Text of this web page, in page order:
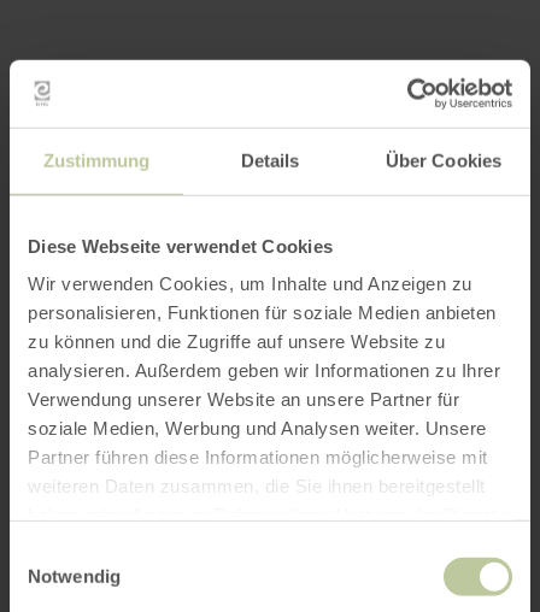
Zustimmung Details Über Cookies
Diese Webseite verwendet Cookies
Wir verwenden Cookies, um Inhalte und Anzeigen zu
personalisieren, Funktionen für soziale Medien anbieten
zu können und die Zugriffe auf unsere Website zu
analysieren. Außerdem geben wir Informationen zu Ihrer
Verwendung unserer Website an unsere Partner für
soziale Medien, Werbung und Analysen weiter. Unsere
Partner führen diese Informationen möglicherweise mit
weiteren Daten zusammen, die Sie ihnen bereitgestellt
Notwendig